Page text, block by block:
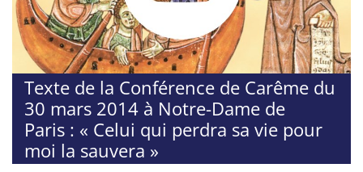
Texte de la Conférence de Carême du
30 mars 2014 à Notre-Dame de
Paris : « Celui qui perdra sa vie pour
moi la sauvera »